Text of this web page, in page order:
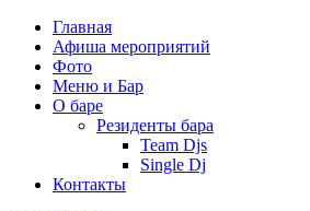
Главная
Афиша мероприятий
Фото
Меню и Бар
О баре
Резиденты бара
Team Djs
Single Dj
Контакты